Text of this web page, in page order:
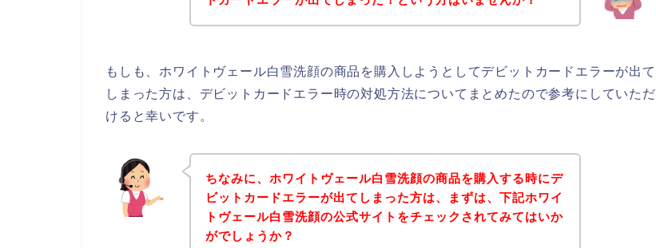
もしも、ホワイトヴェール白雪洗顔の商品を購入しようとしてデビットカードエラーが出て
しまった方は、デビットカードエラー時の対処方法についてまとめたので参考にしていただ
けると幸いです。
ちなみに、ホワイトヴェール白雪洗顔の商品を購入する時にデ
ビットカードエラーが出てしまった方は、まずは、下記ホワイ
トヴェール白雪洗顔の公式サイトをチェックされてみてはいか
がでしょうか？